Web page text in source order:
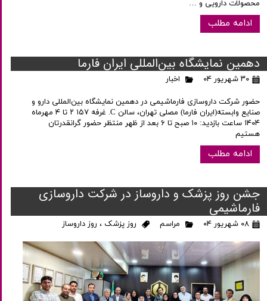
محصولات دارویی و …
ادامه مطلب
دهمین نمایشگاه بین‌المللی ایران فارما
۳۰ شهریور ۰۴ اخبار
حضور شرکت داروسازی فارماشیمی در دهمین نمایشگاه بین‌المللی دارو و
صنایع وابسته(ایران فارما) مصلی تهران، سالن C. غرفه ۱۵۷ ۲ تا ۴ مهرماه
۱۴۰۴ ساعت بازدید: ۱۰ صبح تا ۶ بعد از ظهر منتظر حضور گرانقدرتان
هستیم
ادامه مطلب
جشن روز پزشک و داروساز در شرکت داروسازی
فارماشیمی
۰۸ شهریور ۰۴ مراسم روز پزشک ، روز داروساز